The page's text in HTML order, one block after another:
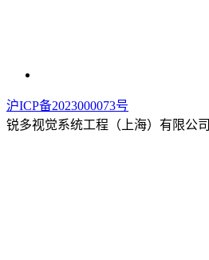
沪ICP备2023000073号
锐多视觉系统工程（上海）有限公司